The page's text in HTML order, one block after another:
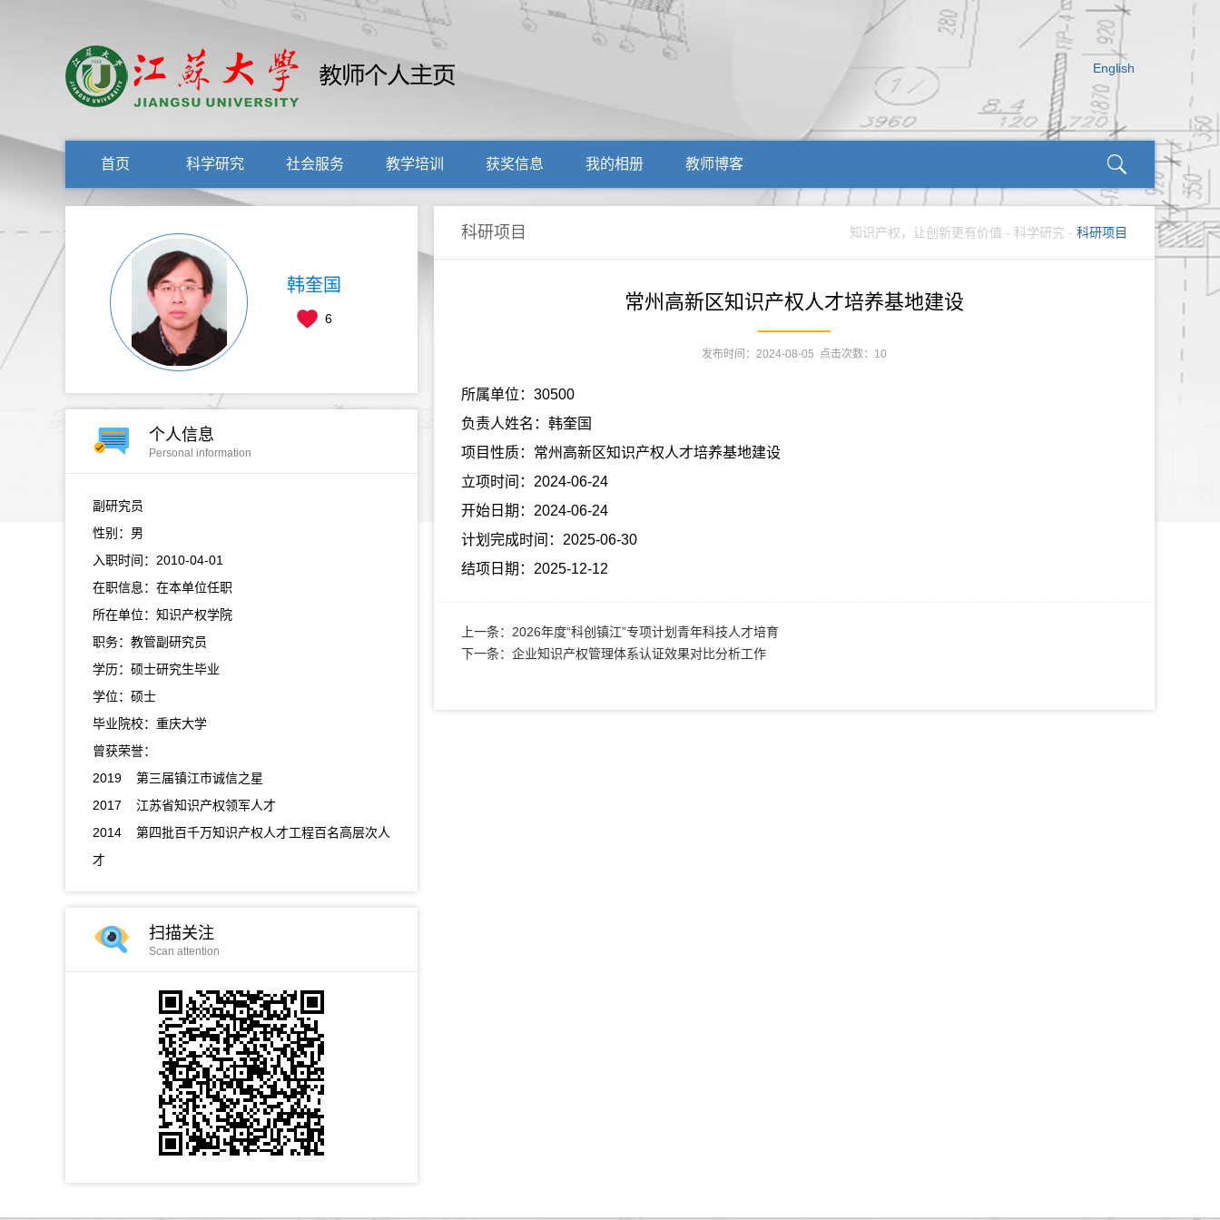
English
首页 科学研究 社会服务 教学培训 获奖信息 我的相册 教师博客
韩奎国
6
个人信息
Personal information
副研究员
性别：男
入职时间：2010-04-01
在职信息：在本单位任职
所在单位：知识产权学院
职务：教管副研究员
学历：硕士研究生毕业
学位：硕士
毕业院校：重庆大学
曾获荣誉：
2019 第三届镇江市诚信之星
2017 江苏省知识产权领军人才
2014 第四批百千万知识产权人才工程百名高层次人
才
扫描关注
Scan attention
科研项目 知识产权，让创新更有价值 - 科学研究 - 科研项目
常州高新区知识产权人才培养基地建设
发布时间：2024-08-05 点击次数： 10
所属单位：30500
负责人姓名：韩奎国
项目性质：常州高新区知识产权人才培养基地建设
立项时间：2024-06-24
开始日期：2024-06-24
计划完成时间：2025-06-30
结项日期：2025-12-12
上一条： 2026年度“科创镇江”专项计划青年科技人才培育
下一条： 企业知识产权管理体系认证效果对比分析工作